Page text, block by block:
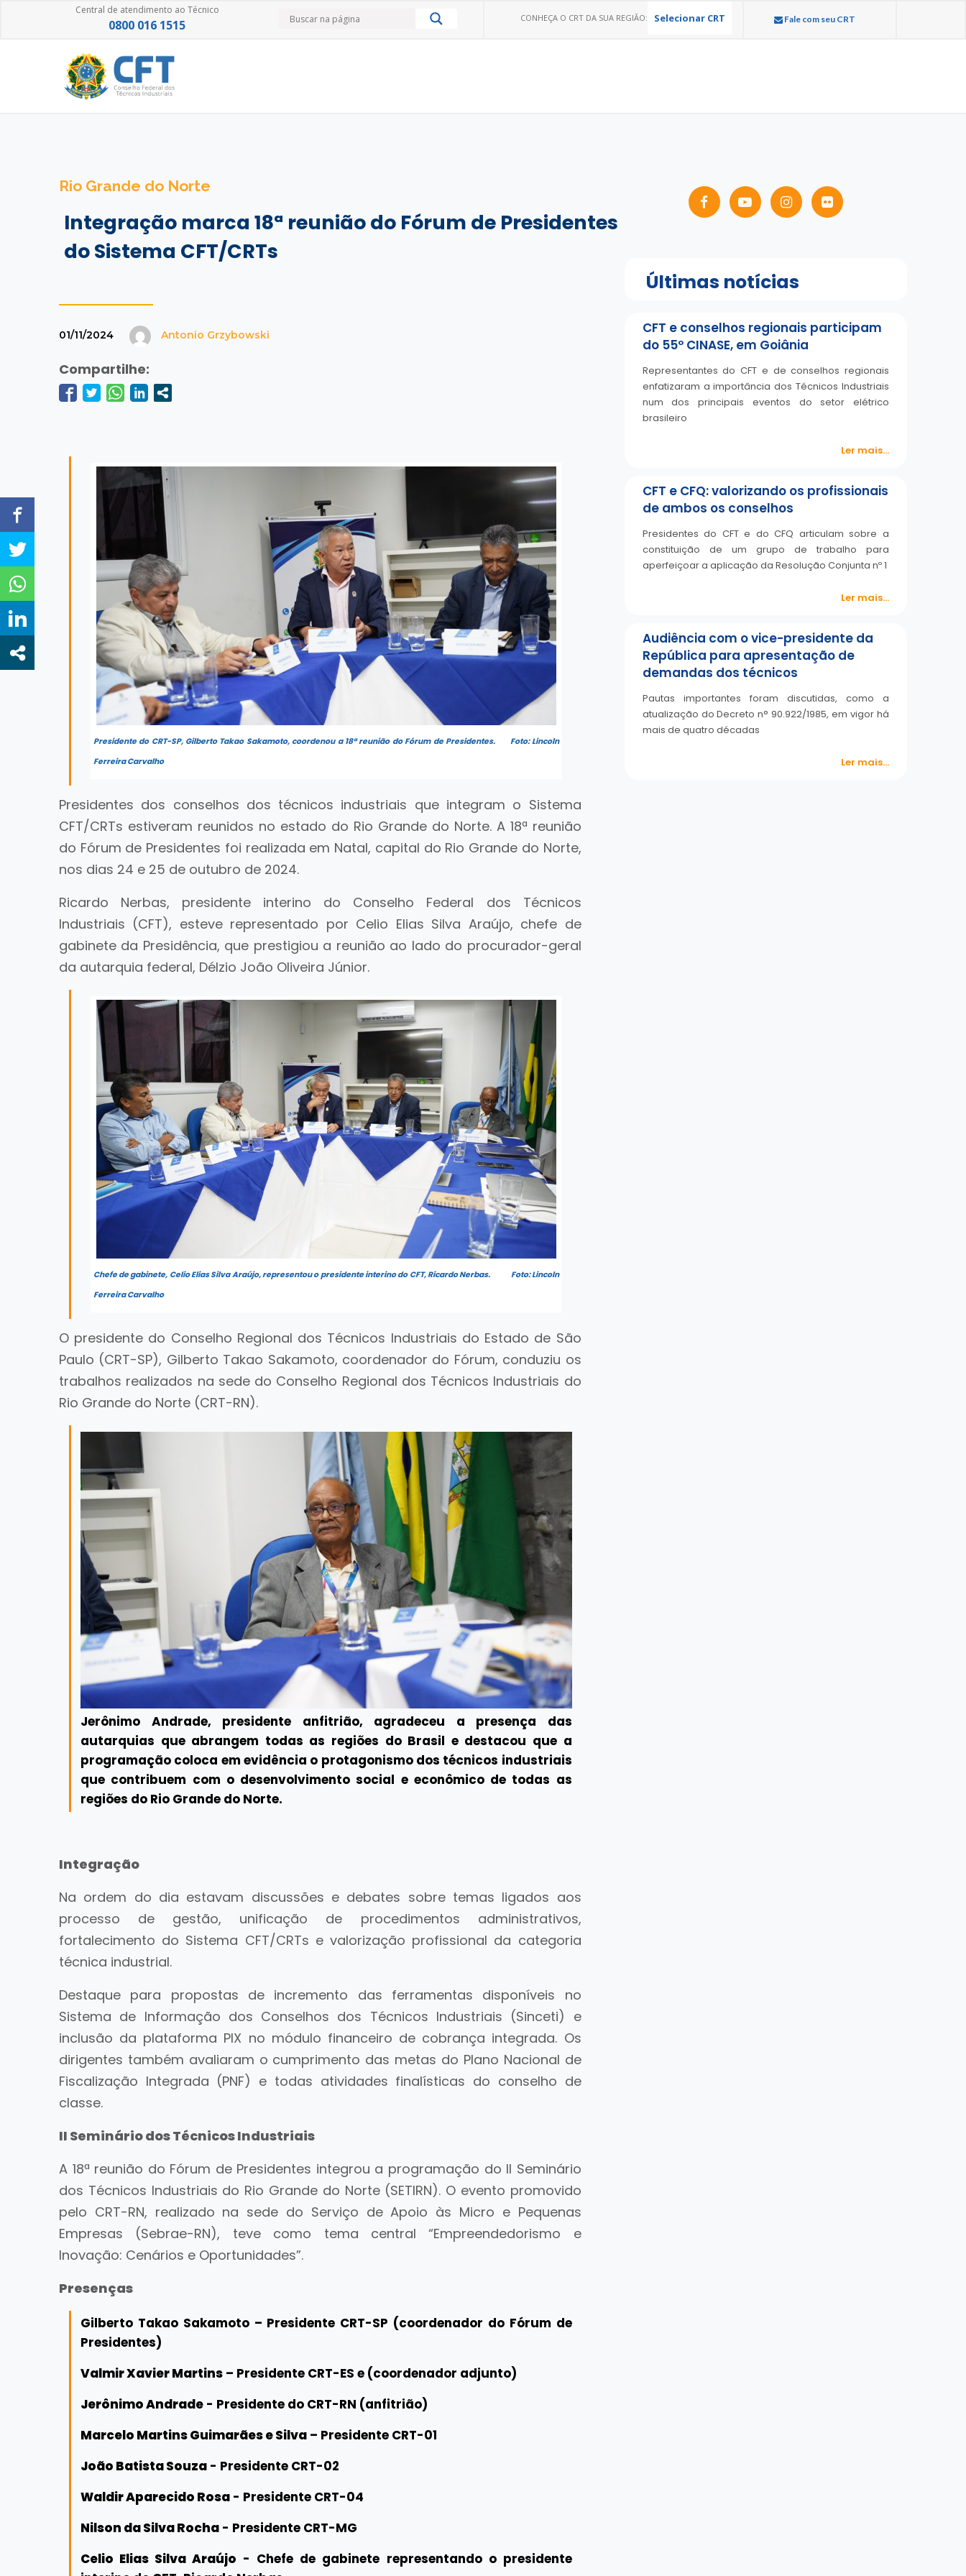
Central de atendimento ao Técnico
0800 016 1515 CONHEÇA O CRT DA SUA REGIÃO: Selecionar CRT Fale com seu CRT
Rio Grande do Norte
Integração marca 18ª reunião do Fórum de Presidentes
do Sistema CFT/CRTs
01/11/2024 Antonio Grzybowski
Compartilhe:
Presidente do CRT-SP, Gilberto Takao Sakamoto, coordenou a 18ª reunião do Fórum de Presidentes. Foto: Lincoln
Ferreira Carvalho
Presidentes dos conselhos dos técnicos industriais que integram o Sistema
CFT/CRTs estiveram reunidos no estado do Rio Grande do Norte. A 18ª reunião
do Fórum de Presidentes foi realizada em Natal, capital do Rio Grande do Norte,
nos dias 24 e 25 de outubro de 2024.
Ricardo Nerbas, presidente interino do Conselho Federal dos Técnicos
Industriais (CFT), esteve representado por Celio Elias Silva Araújo, chefe de
gabinete da Presidência, que prestigiou a reunião ao lado do procurador-geral
da autarquia federal, Délzio João Oliveira Júnior.
Chefe de gabinete, Celio Elias Silva Araújo, representou o presidente interino do CFT, Ricardo Nerbas. Foto: Lincoln
Ferreira Carvalho
O presidente do Conselho Regional dos Técnicos Industriais do Estado de São
Paulo (CRT-SP), Gilberto Takao Sakamoto, coordenador do Fórum, conduziu os
trabalhos realizados na sede do Conselho Regional dos Técnicos Industriais do
Rio Grande do Norte (CRT-RN).
Jerônimo Andrade, presidente anfitrião, agradeceu a presença das
autarquias que abrangem todas as regiões do Brasil e destacou que a
programação coloca em evidência o protagonismo dos técnicos industriais
que contribuem com o desenvolvimento social e econômico de todas as
regiões do Rio Grande do Norte.
Integração
Na ordem do dia estavam discussões e debates sobre temas ligados aos
processo de gestão, unificação de procedimentos administrativos,
fortalecimento do Sistema CFT/CRTs e valorização profissional da categoria
técnica industrial.
Destaque para propostas de incremento das ferramentas disponíveis no
Sistema de Informação dos Conselhos dos Técnicos Industriais (Sinceti) e
inclusão da plataforma PIX no módulo financeiro de cobrança integrada. Os
dirigentes também avaliaram o cumprimento das metas do Plano Nacional de
Fiscalização Integrada (PNF) e todas atividades finalísticas do conselho de
classe.
II Seminário dos Técnicos Industriais
A 18ª reunião do Fórum de Presidentes integrou a programação do II Seminário
dos Técnicos Industriais do Rio Grande do Norte (SETIRN). O evento promovido
pelo CRT-RN, realizado na sede do Serviço de Apoio às Micro e Pequenas
Empresas (Sebrae-RN), teve como tema central “Empreendedorismo e
Inovação: Cenários e Oportunidades”.
Presenças
Gilberto Takao Sakamoto – Presidente CRT-SP (coordenador do Fórum de
Presidentes)
Valmir Xavier Martins – Presidente CRT-ES e (coordenador adjunto)
Jerônimo Andrade - Presidente do CRT-RN (anfitrião)
Marcelo Martins Guimarães e Silva – Presidente CRT-01
João Batista Souza - Presidente CRT-02
Waldir Aparecido Rosa - Presidente CRT-04
Nilson da Silva Rocha - Presidente CRT-MG
Celio Elias Silva Araújo - Chefe de gabinete representando o presidente
Últimas notícias
CFT e conselhos regionais participam
do 55º CINASE, em Goiânia
Representantes do CFT e de conselhos regionais
enfatizaram a importância dos Técnicos Industriais
num dos principais eventos do setor elétrico
brasileiro
Ler mais...
CFT e CFQ: valorizando os profissionais
de ambos os conselhos
Presidentes do CFT e do CFQ articulam sobre a
constituição de um grupo de trabalho para
aperfeiçoar a aplicação da Resolução Conjunta nº 1
Ler mais...
Audiência com o vice-presidente da
República para apresentação de
demandas dos técnicos
Pautas importantes foram discutidas, como a
atualização do Decreto n° 90.922/1985, em vigor há
mais de quatro décadas
Ler mais...